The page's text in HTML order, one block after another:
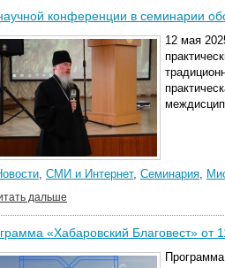
конференции в семинарии
12 мая
, СМИ и Интернет, Семинария,
дальше
«Хабаровский Благовест» от